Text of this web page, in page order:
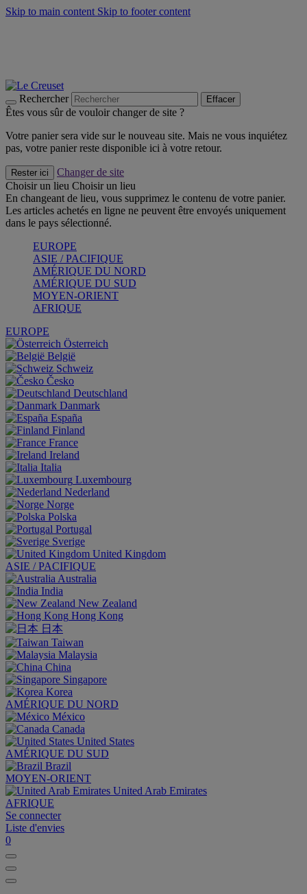
Skip to main content Skip to footer content
Rechercher Effacer
Êtes vous sûr de vouloir changer de site ?
Votre panier sera vide sur le nouveau site. Mais ne vous inquiétez
pas, votre panier reste disponible ici à votre retour.
Rester ici
Changer de site
Choisir un lieu Choisir un lieu
En changeant de lieu, vous supprimez le contenu de votre panier.
Les articles achetés en ligne ne peuvent être envoyés uniquement
dans le pays sélectionné.
EUROPE
ASIE / PACIFIQUE
AMÉRIQUE DU NORD
AMÉRIQUE DU SUD
MOYEN-ORIENT
AFRIQUE
EUROPE
Österreich
België
Schweiz
Česko
Deutschland
Danmark
España
Finland
France
Ireland
Italia
Luxembourg
Nederland
Norge
Polska
Portugal
Sverige
United Kingdom
ASIE / PACIFIQUE
Australia
India
New Zealand
Hong Kong
日本
Taiwan
Malaysia
China
Singapore
Korea
AMÉRIQUE DU NORD
México
Canada
United States
AMÉRIQUE DU SUD
Brazil
MOYEN-ORIENT
United Arab Emirates
AFRIQUE
Se connecter
Liste d'envies
0